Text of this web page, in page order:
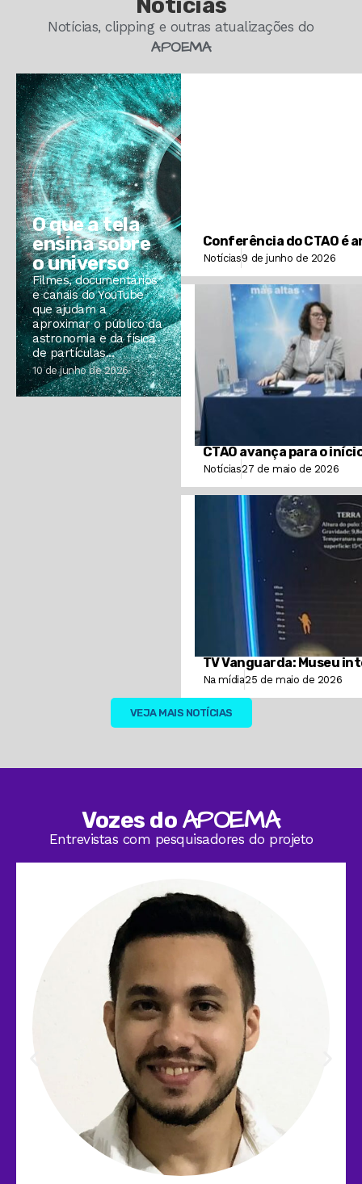
Notícias
Notícias, clipping e outras atualizações do
APOEMA
O que a tela
ensina sobre
o universo
Filmes, documentários
e canais do YouTube
que ajudam a
aproximar o público da
astronomia e da física
de partículas...
10 de junho de 2026
Conferência do CTAO é
Notícias9 de junho de 2026
CTAO avança para o
Notícias27 de maio de 2026
TV Vanguarda: Museu
Na mídia25 de maio de 2026
VEJA MAIS NOTÍCIAS
Vozes do APOEMA
Entrevistas com pesquisadores do projeto